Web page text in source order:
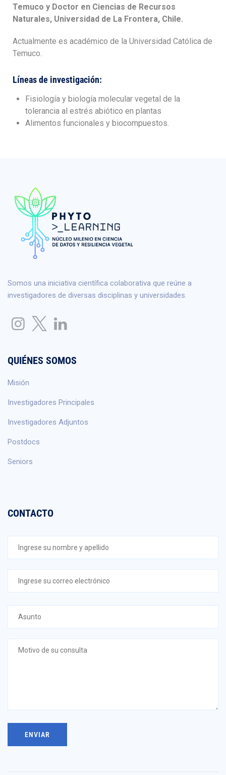
Temuco y Doctor en Ciencias de Recursos
Naturales, Universidad de La Frontera, Chile.
Actualmente es académico de la Universidad Católica de
Temuco.
Líneas de investigación:
Fisiología y biología molecular vegetal de la
tolerancia al estrés abiótico en plantas
Alimentos funcionales y biocompuestos.
Somos una iniciativa científica colaborativa que reúne a
investigadores de diversas disciplinas y universidades.
QUIÉNES SOMOS
Misión
Investigadores Principales
Investigadores Adjuntos
Postdocs
Seniors
CONTACTO